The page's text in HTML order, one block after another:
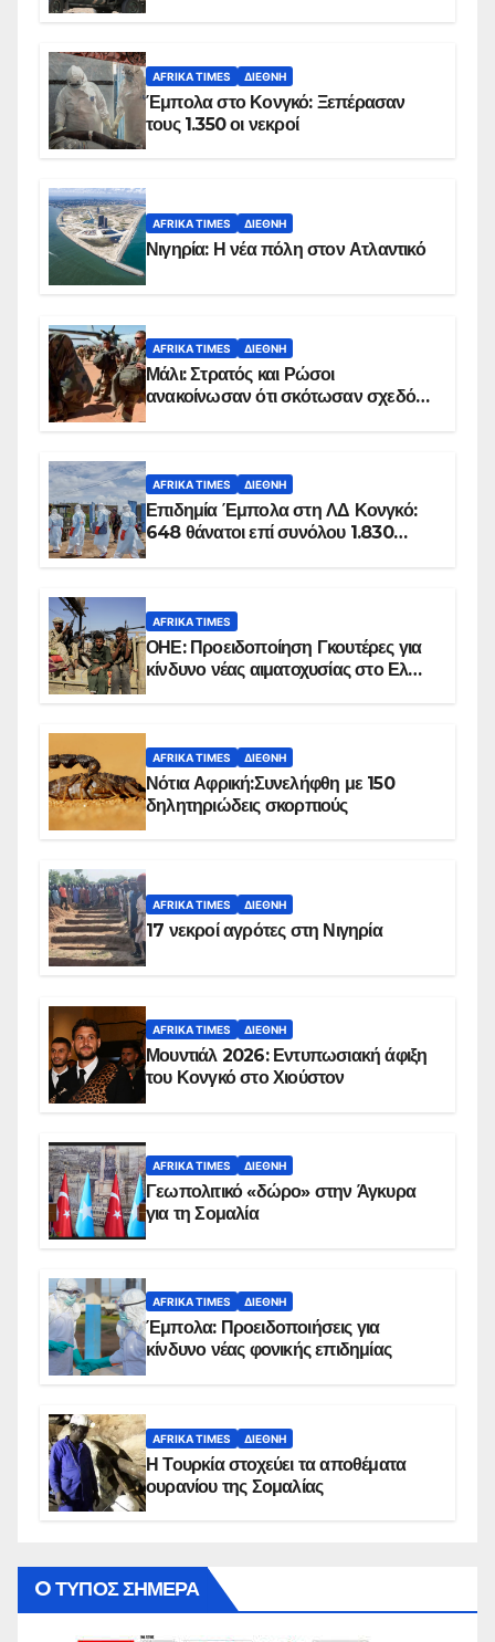
AFRIKA TIMES ΔΙΕΘΝΉ
Έμπολα στο Κονγκό: Ξεπέρασαν
τους 1.350 οι νεκροί
AFRIKA TIMES ΔΙΕΘΝΉ
Νιγηρία: Η νέα πόλη στον Ατλαντικό
AFRIKA TIMES ΔΙΕΘΝΉ
Μάλι: Στρατός και Ρώσοι
ανακοίνωσαν ότι σκότωσαν σχεδόν
AFRIKA TIMES ΔΙΕΘΝΉ
Επιδημία Έμπολα στη ΛΔ Κονγκό:
648 θάνατοι επί συνόλου 1.830
AFRIKA TIMES
ΟΗΕ: Προειδοποίηση Γκουτέρες για
κίνδυνο νέας αιματοχυσίας στο Ελ
AFRIKA TIMES ΔΙΕΘΝΉ
Νότια Αφρική:Συνελήφθη με 150
δηλητηριώδεις σκορπιούς
AFRIKA TIMES ΔΙΕΘΝΉ
17 νεκροί αγρότες στη Νιγηρία
AFRIKA TIMES ΔΙΕΘΝΉ
Μουντιάλ 2026: Εντυπωσιακή άφιξη
του Κονγκό στο Χιούστον
AFRIKA TIMES ΔΙΕΘΝΉ
Γεωπολιτικό «δώρο» στην Άγκυρα
για τη Σομαλία
AFRIKA TIMES ΔΙΕΘΝΉ
Έμπολα: Προειδοποιήσεις για
κίνδυνο νέας φονικής επιδημίας
AFRIKA TIMES ΔΙΕΘΝΉ
Η Τουρκία στοχεύει τα αποθέματα
ουρανίου της Σομαλίας
O ΤΥΠΟΣ ΣΗΜΕΡΑ